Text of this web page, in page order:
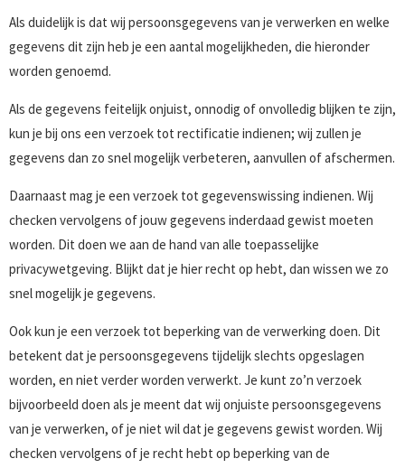
Als duidelijk is dat wij persoonsgegevens van je verwerken en welke
gegevens dit zijn heb je een aantal mogelijkheden, die hieronder
worden genoemd.
Als de gegevens feitelijk onjuist, onnodig of onvolledig blijken te zijn,
kun je bij ons een verzoek tot rectificatie indienen; wij zullen je
gegevens dan zo snel mogelijk verbeteren, aanvullen of afschermen.
Daarnaast mag je een verzoek tot gegevenswissing indienen. Wij
checken vervolgens of jouw gegevens inderdaad gewist moeten
worden. Dit doen we aan de hand van alle toepasselijke
privacywetgeving. Blijkt dat je hier recht op hebt, dan wissen we zo
snel mogelijk je gegevens.
Ook kun je een verzoek tot beperking van de verwerking doen. Dit
betekent dat je persoonsgegevens tijdelijk slechts opgeslagen
worden, en niet verder worden verwerkt. Je kunt zo’n verzoek
bijvoorbeeld doen als je meent dat wij onjuiste persoonsgegevens
van je verwerken, of je niet wil dat je gegevens gewist worden. Wij
checken vervolgens of je recht hebt op beperking van de